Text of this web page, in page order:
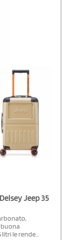
Jeep 35
litri le rende